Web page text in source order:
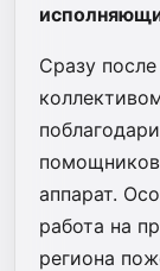
Сразу
аппарат.
работа на
региона